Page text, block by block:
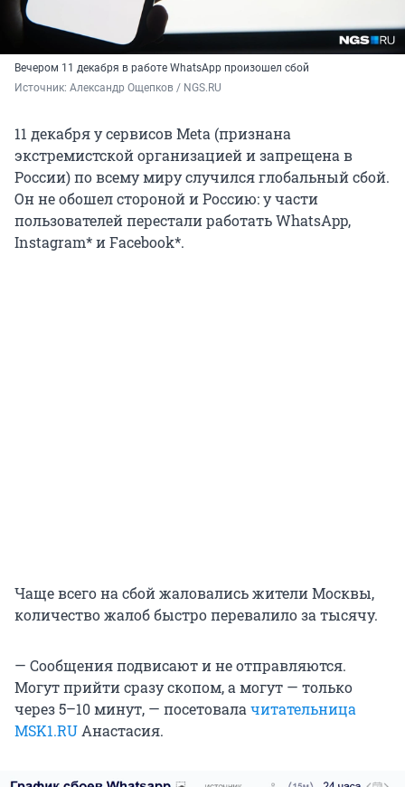
Вечером 11 декабря в работе WhatsApp произошел сбой
Источник: Александр Ощепков / NGS.RU
11 декабря у сервисов Meta (признана
экстремистской организацией и запрещена в
России) по всему миру случился глобальный сбой.
Он не обошел стороной и Россию: у части
пользователей перестали работать WhatsApp,
Instagram* и Facebook*.
Чаще всего на сбой жаловались жители Москвы,
количество жалоб быстро перевалило за тысячу.
— Сообщения подвисают и не отправляются.
Могут прийти сразу скопом, а могут — только
через 5–10 минут, — посетовалачитательница
MSK1.RUАнастасия.